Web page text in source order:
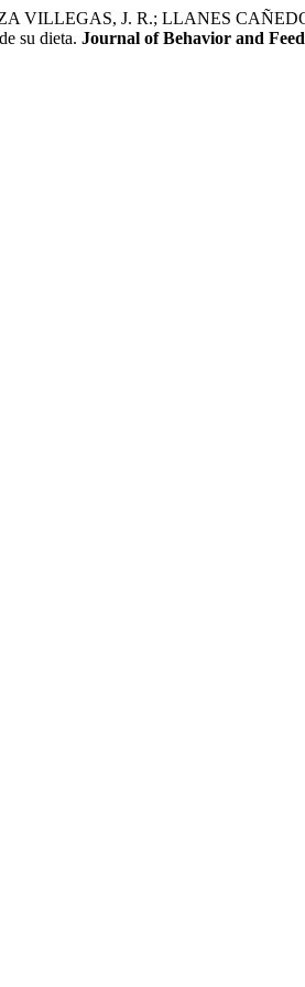
VILLEGAS, J. R.; LLANES
su dieta. Journal of Behavior and